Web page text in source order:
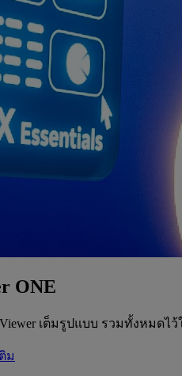
ONE
เต็มรูปแบบ รวมทั้งหมดไ
ม